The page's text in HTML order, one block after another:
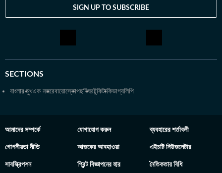
SIGN UP TO SUBSCRIBE
SECTIONS
বাংলার মুখএক নজরেবায়োস্কোপছবিঘরটুকিটাকিভাগ্যলিপি
আমাদের সম্পর্কে যোগাযোগ করুন ব্যবহারের শর্তাবলী
গোপনীয়তা নীতি আজকের আবহাওয়া এইচটি নিউজলেটার
সাবস্ক্রিপশন প্রিন্ট বিজ্ঞাপনের হার নৈতিকতার বিধি